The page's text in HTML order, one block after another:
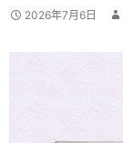
2026年7月6日